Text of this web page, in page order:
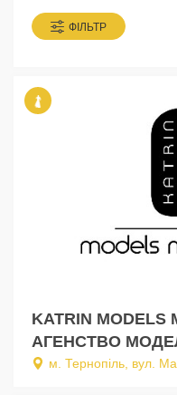
ФІЛЬТР
KATRIN MODELS
АГЕНСТВО
м. Тернопіль, вул.